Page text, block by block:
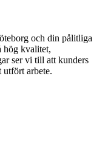
och din pålitliga
hög kvalitet,
ser vi till att kunders
arbete.